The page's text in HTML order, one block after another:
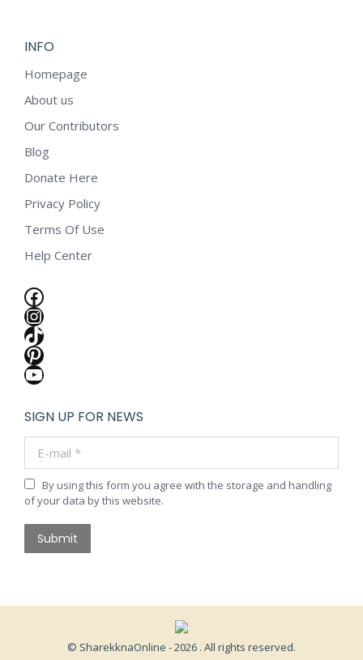
INFO
Homepage
About us
Our Contributors
Blog
Donate Here
Privacy Policy
Terms Of Use
Help Center
Facebook
Instagram
TikTok
Pinterest
YouTube
SIGN UP FOR NEWS
By using this form you agree with the storage and handling
of your data by this website.
Submit
© SharekknaOnline - 2026 . All rights reserved.